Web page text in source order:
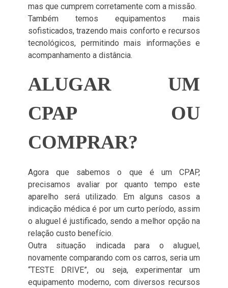
mas que cumprem corretamente com a missão.
Também temos equipamentos mais
sofisticados, trazendo mais conforto e recursos
tecnológicos, permitindo mais informações e
acompanhamento a distância.
ALUGAR UM
CPAP OU
COMPRAR?
Agora que sabemos o que é um CPAP,
precisamos avaliar por quanto tempo este
aparelho será utilizado. Em alguns casos a
indicação médica é por um curto período, assim
o aluguel é justificado, sendo a melhor opção na
relação custo benefício.
Outra situação indicada para o aluguel,
novamente comparando com os carros, seria um
“TESTE DRIVE”, ou seja, experimentar um
equipamento moderno, com diversos recursos